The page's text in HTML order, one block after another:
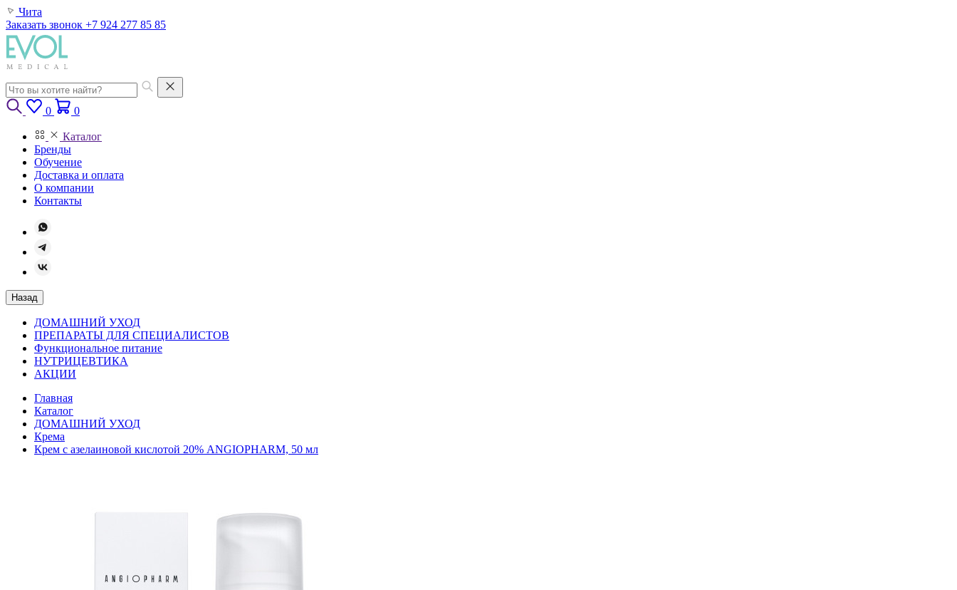
Чита
Заказать звонок +7 924 277 85 85
0 0
Каталог
Бренды
Обучение
Доставка и оплата
О компании
Контакты
Назад
ДОМАШНИЙ УХОД
ПРЕПАРАТЫ ДЛЯ СПЕЦИАЛИСТОВ
Функциональное питание
НУТРИЦЕВТИКА
АКЦИИ
Главная
Каталог
ДОМАШНИЙ УХОД
Крема
Крем с азелаиновой кислотой 20% ANGIOPHARM, 50 мл